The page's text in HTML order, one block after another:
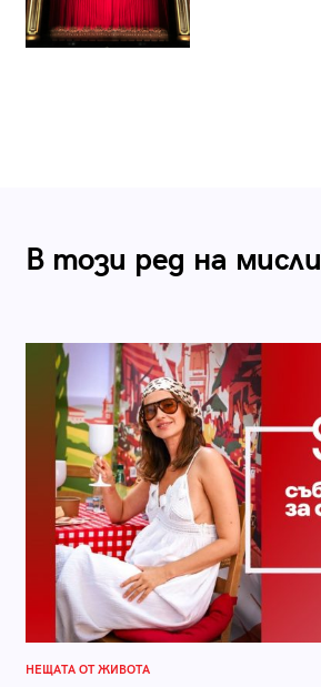
В този ред на мисли
НЕЩАТА ОТ ЖИВОТА